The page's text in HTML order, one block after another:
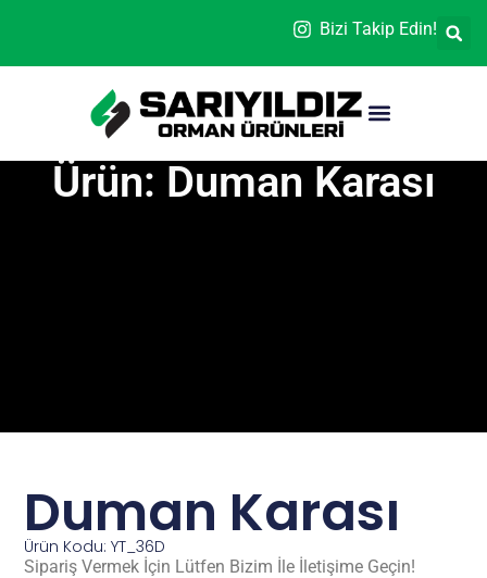
Bizi Takip Edin!
Ürün: Duman Karası
Duman Karası
Ürün Kodu: YT_36D
Sipariş Vermek İçin Lütfen Bizim İle İletişime Geçin!